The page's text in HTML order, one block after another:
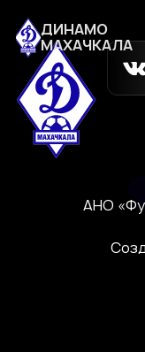
ДИНАМО
МАХАЧКАЛА
АНО